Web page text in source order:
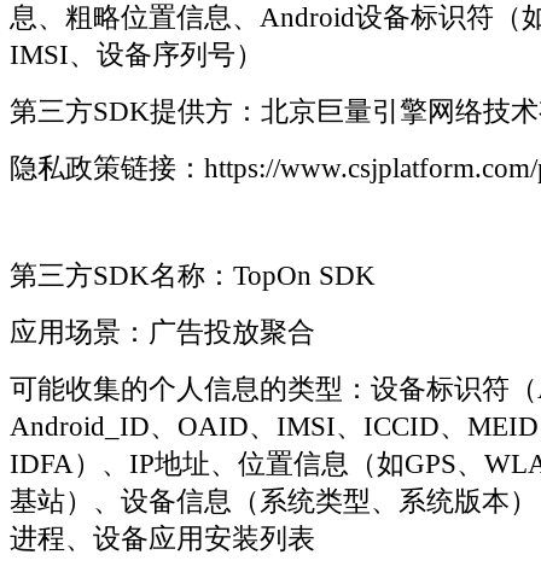
息、粗略位置信息、Android设备标识符（
IMSI、设备序列号）
第三方SDK提供方：北京巨量引擎网络技
隐私政策链接：https://
第三方SDK名称：TopOn SDK
应用场景：广告投放聚合
可能收集的个人信息的类型：设备标识符
Android_ID、OAID、IMSI、ICCID、
IDFA）、IP地址、位置信息（如GPS、
基站）、设备信息（系统类型、系统版本
进程、设备应用安装列表